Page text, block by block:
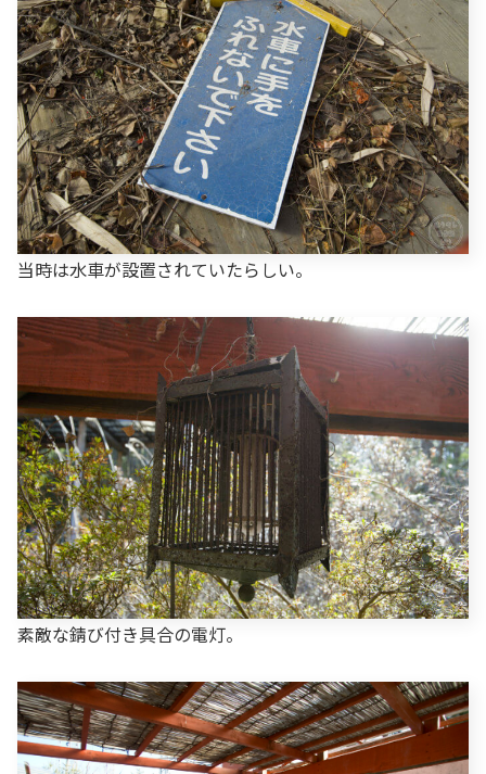
当時は水車が設置されていたらしい。
素敵な錆び付き具合の電灯。